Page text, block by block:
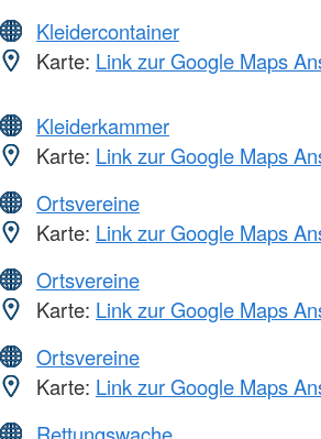
Kleidercontainer
Karte: Link zur Google Maps
Kleiderkammer
Karte: Link zur Google Maps
Ortsvereine
Karte: Link zur Google Maps
Ortsvereine
Karte: Link zur Google Maps
Ortsvereine
Karte: Link zur Google Maps